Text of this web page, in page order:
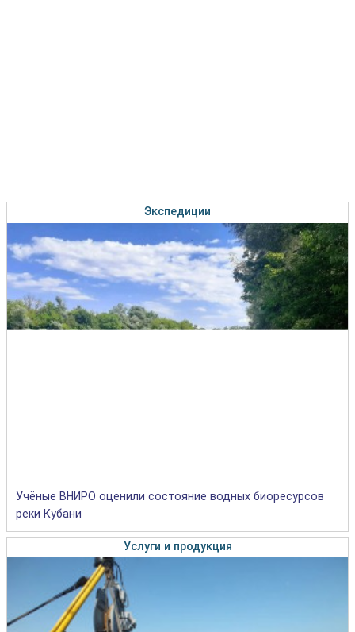
Экспедиции
Учёные ВНИРО оценили состояние водных биоресурсов
реки Кубани
Услуги и продукция